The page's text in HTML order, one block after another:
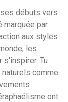
débuts vers
marquée par
aux styles
les
s'inspirer. Tu
comme
ont